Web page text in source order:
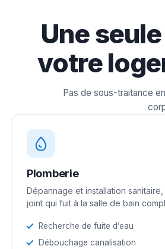
Une
votre
Pas de sous-traitance
Plomberie
Dépannage et installation sanitaire,
joint qui fuit à la salle de bain
Recherche de fuite d’eau
Débouchage canalisation